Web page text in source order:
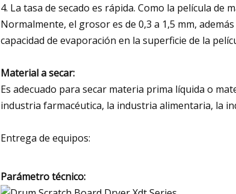
4. La tasa de secado es rápida. Como la película
Normalmente, el grosor es de 0,3 a 1,5 mm,
capacidad de evaporación en la superficie de la
Material a secar:
Es adecuado para secar materia prima líquida o
industria farmacéutica, la industria alimentaria, la
Entrega de equipos:
Parámetro técnico: